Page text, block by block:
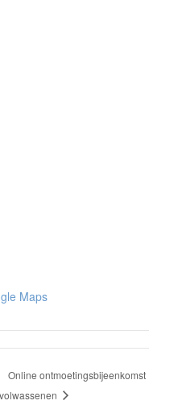
Maps
Online ontmoetingsbijeenkomst
volwassenen